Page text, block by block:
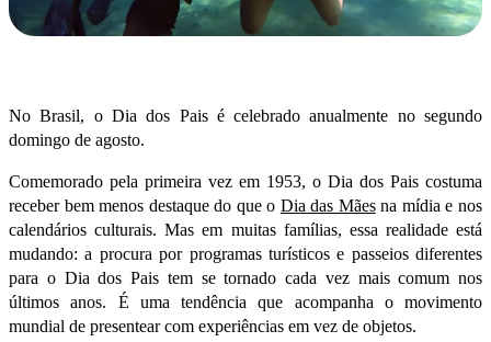
No Brasil, o Dia dos Pais é celebrado anualmente no segundo
domingo de agosto.
Comemorado pela primeira vez em 1953, o Dia dos Pais costuma
receber bem menos destaque do que o Dia das Mãesna mídia e nos
calendários culturais. Mas em muitas famílias, essa realidade está
mudando: a procura por programas turísticos e passeios diferentes
para o Dia dos Pais tem se tornado cada vez mais comum nos
últimos anos. É uma tendência que acompanha o movimento
mundial de presentear com experiências em vez de objetos.